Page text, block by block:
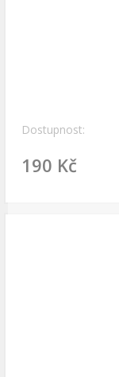
Dostupnost:
190 Kč